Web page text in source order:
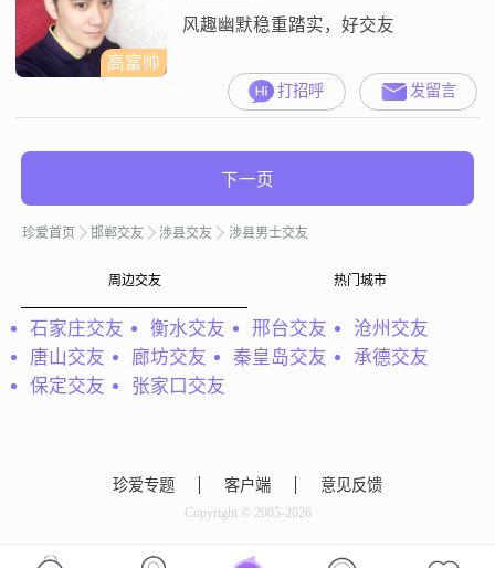
高富帅
风趣幽默稳重踏实，好交友
打招呼 发留言
下一页
珍爱首页 邯郸交友 涉县交友 涉县男士交友
周边交友 热门城市
石家庄交友 衡水交友 邢台交友
沧州交友
唐山交友
廊坊交友 秦皇岛交友
承德交友
保定交友
张家口交友
珍爱专题 客户端 意见反馈
Copyright © 2005-2026